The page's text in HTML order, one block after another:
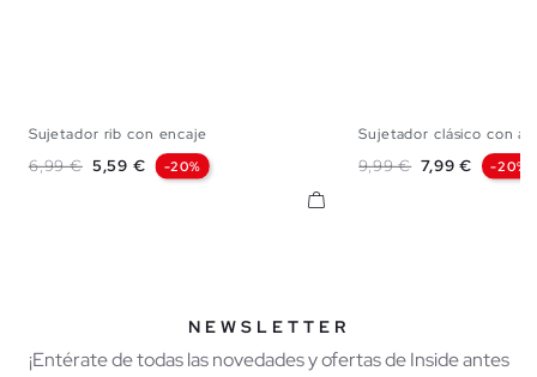
L
Sujetador rib con encaje
Precio base
6,99 € Precio
5,59 € -20%
Sujetador clásico con
Precio base
9,99 € Precio
7,99 € -20%
NEWSLETTER
¡Entérate de todas las novedades y ofertas de Inside antes